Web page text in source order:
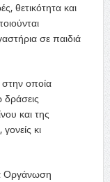
θετικότητα και
σε παιδιά
οποία
δράσεις
και της
κι
Οργάνωση